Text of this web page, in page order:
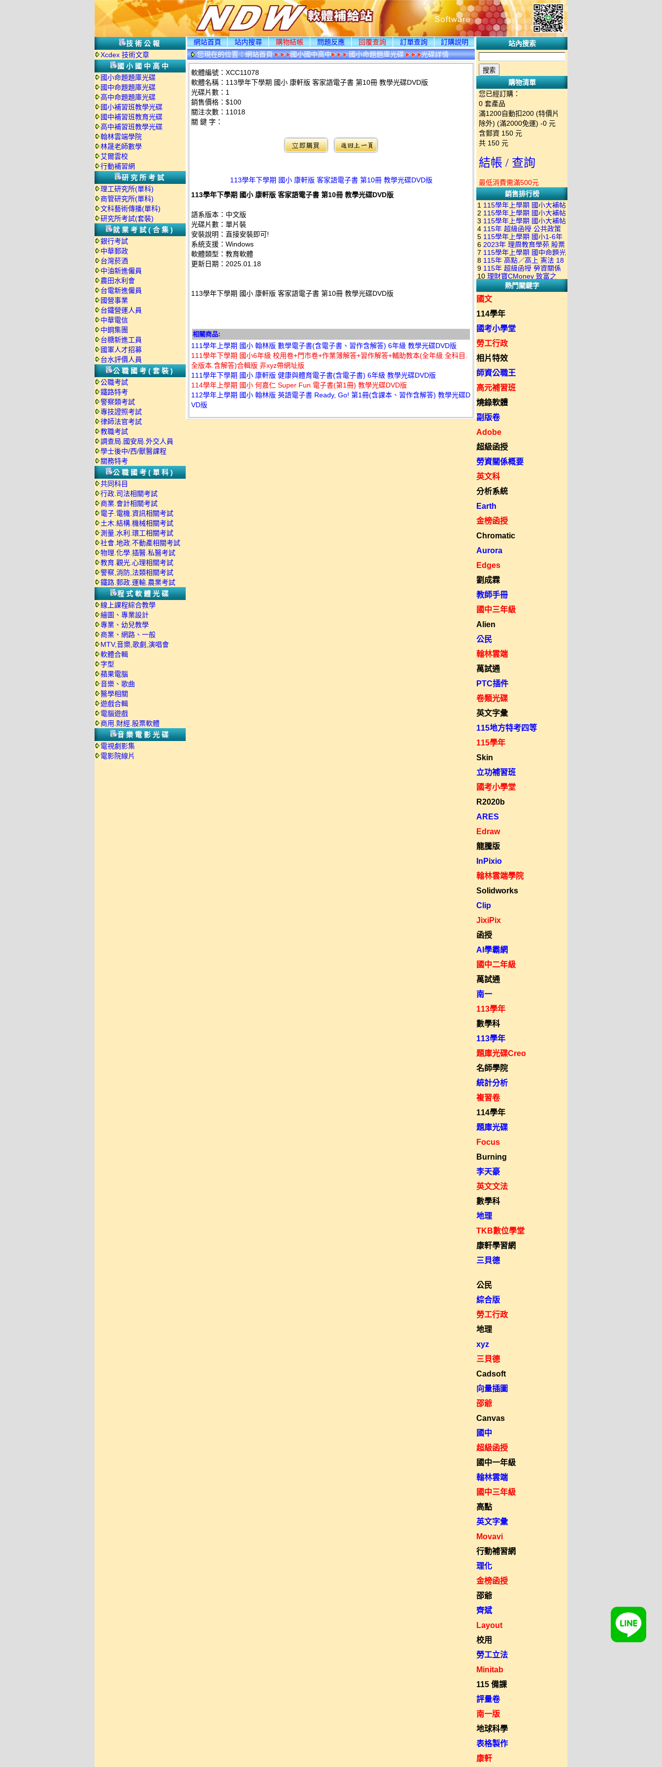
技術公報
Xcdex 技術文章
國小國中高中
國小命題題庫光碟
國中命題題庫光碟
高中命題題庫光碟
國小補習班教學光碟
國中補習班教育光碟
高中補習班教學光碟
翰林雲端學院
林晟老師數學
艾爾雲校
行動補習網
研究所考試
理工研究所(單科)
商管研究所(單科)
文科藝術傳播(單科)
研究所考試(套裝)
就業考試(合集)
銀行考試
中華郵政
台灣菸酒
中油新進僱員
農田水利會
台電新進僱員
國營事業
台鐵營運人員
中華電信
中鋼集團
台糖新進工員
國軍人才招募
台水評價人員
公職國考(套裝)
公職考試
鐵路特考
警察類考試
專技證照考試
律師法官考試
教職考試
調查局.國安局.外交人員
學士後中/西/獸醫課程
關務特考
公職國考(單科)
共同科目
行政.司法相關考試
商業.會計相關考試
電子.電機.資訊相關考試
土木.結構.機械相關考試
測量.水利.環工相關考試
社會.地政.不動產相關考試
物理.化學.插醫.私醫考試
教育.觀光.心理相關考試
警察,消防,法類相關考試
鐵路.郵政.運輸.農業考試
程式軟體光碟
線上課程綜合教學
繪圖、專業設計
專業、幼兒教學
商業、網路、一般
MTV,音樂,歌劇,演唱會
軟體合輯
字型
蘋果電腦
音樂、歌曲
醫學相關
遊戲合輯
電腦遊戲
商用.財經.股票軟體
音樂電影光碟
電視劇影集
電影院線片
網站首頁 站内搜尋 購物結帳 問題反應 回覆查詢 訂單查詢
訂購説明
您現在的位置：網站首頁 國小國中高中 國小命題題庫光碟 光碟詳情
軟體編號：XCC11078
軟體名稱：113學年下學期 國小 康軒版 客家語電子書 第10冊 教學光碟DVD版
光碟片數：1
銷售價格：$100
關注次數： 11018
關 鍵 字：
113學年下學期 國小 康軒版 客家語電子書 第10冊 教學光碟DVD版
113學年下學期 國小 康軒版 客家語電子書 第10冊 教學光碟DVD版
語系版本：中文版
光碟片數：單片裝
安裝說明：直接安裝即可!
系統支援：Windows
軟體類型：教育軟體
更新日期：2025.01.18
113學年下學期 國小 康軒版 客家語電子書 第10冊 教學光碟DVD版
相關商品:
111學年上學期 國小 翰林版 數學電子書(含電子書、習作含解答) 6年級 教學光碟DVD版
111學年下學期 國小6年級 校用卷+門市卷+作業簿解答+習作解答+輔助教本(全年級.全科目.
全版本.含解答)合輯版 非xyz帶網址版
111學年下學期 國小 康軒版 健康與體育電子書(含電子書) 6年級 教學光碟DVD版
114學年上學期 國小 何嘉仁 Super Fun 電子書(第1冊) 教學光碟DVD版
112學年上學期 國小 翰林版 英語電子書 Ready, Go! 第1冊(含課本、習作含解答) 教學光碟D
VD版
站內搜索
購物清單
您已經訂購：
0 套產品
滿1200自動扣200 (特價片
除外) (滿2000免運) -0 元
含郵資 150 元
共 150 元
結帳 / 查詢
最低消費需滿500元
銷售排行榜
1 115學年上學期 國小大補帖
南一版 國語+數學+社會+生活
+自然 1-6年級 教學光碟DVD
版(3DVD)
2 115學年上學期 國小大補帖
康軒版 國語+數學+社會+生活
+自然 1-6年級 教學光碟DVD
版(3DVD)
3 115學年上學期 國小大補帖
翰林版 國語+數學+社會+生活
+自然 1-6年級 教學光碟DVD
版(3DVD)
4 115年 超級函授 公共政策
22堂課+總複習 張楚老師 含
PDF講義 函授DVD(9DVD)
5 115學年上學期 國小1-6年
級 習作解答(含康軒.南一.翰林
全版本.全科目)合輯版 DVD版
6 2023年 理周教育學苑 股票
當沖煉金術 主講：朱家泓 國
語發音 DVD版
7 115學年上學期 國中命題光
碟 翰林版 英文科 1-3年級 題
庫光碟
8 115年 高點／高上 憲法 18
堂課 宗台大老師 含PDF講義
函授DVD(8DVD)【適用於律
師司法考試】
9 115年 超級函授 勞資關係
概要 11堂課+總複習 陸川老
師 含PDF講義 函授
DVD(5DVD)
10 理財寶CMoney 致富之
道：上班族飆股攻略班 主
講：朱家泓+林穎 國語發音
熱門關鍵字
國文
114學年
國考小學堂
勞工行政
相片特效
師資公職王
高元補習班
燒錄軟體
副版卷
Adobe
超級函授
勞資關係概要
英文科
分析系統
Earth
金榜函授
Chromatic
Aurora
Edges
劉成霖
教師手冊
國中三年級
Alien
公民
翰林雲端
萬試通
PTC插件
卷類光碟
英文字彙
115地方特考四等
115學年
Skin
立功補習班
國考小學堂
R2020b
ARES
Edraw
龍騰版
InPixio
翰林雲端學院
Solidworks
Clip
JixiPix
函授
AI學霸網
國中二年級
萬試通
南一
113學年
數學科
113學年
題庫光碟Creo
名師學院
統計分析
複習卷
114學年
題庫光碟
Focus
Burning
李天豪
英文文法
數學科
地理
TKB數位學堂
康軒學習網
三貝德
公民
綜合版
勞工行政
地理
xyz
三貝德
Cadsoft
向量插圖
邵爺
Canvas
國中
超級函授
國中一年級
翰林雲端
國中三年級
高點
英文字彙
Movavi
行動補習網
理化
金榜函授
邵爺
齊斌
Layout
校用
勞工立法
Minitab
115 備課
評量卷
南一版
地球科學
表格製作
康軒